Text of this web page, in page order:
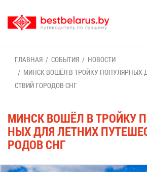
ГЛАВ­НАЯ СО­БЫ­ТИЯ
НО­ВО­СТИ
МИНСК ВО­ШЁЛ В ТРОЙ­КУ ПО­ПУ­ЛЯР­НЫХ
СТВИЙ ГО­РО­ДОВ СНГ
МИНСК ВО­ШЁЛ В ТРОЙ­КУ
НЫХ ДЛЯ ЛЕТ­НИХ
РО­ДОВ СНГ